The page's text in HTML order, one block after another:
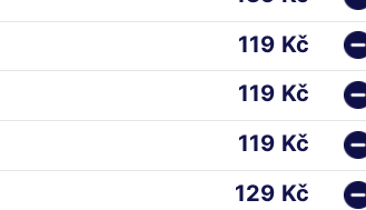
119 Kč
119 Kč
119 Kč
129 Kč